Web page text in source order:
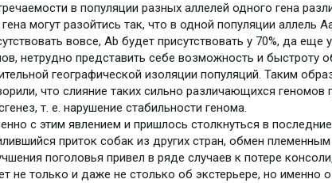
в популяции разных аллелей одного гена
могут разойтись так, что в одной популяции аллель
вовсе, Аb будет присутствовать у 70%, да
нетрудно представить себе возможность и быстроту
географической изоляции популяций. Таким
что слияние таких сильно различающихся
т. е. нарушение стабильности генома.
с этим явлением и пришлось столкнуться в
приток собак из других стран, обмен
поголовья привел в ряде случаев к потере
не только и даже не столько об экстерьере, но